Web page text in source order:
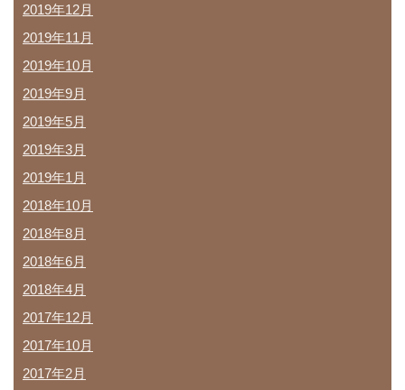
2019年12月
2019年11月
2019年10月
2019年9月
2019年5月
2019年3月
2019年1月
2018年10月
2018年8月
2018年6月
2018年4月
2017年12月
2017年10月
2017年2月